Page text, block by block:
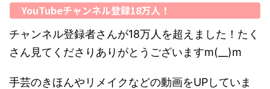
YouTubeチャンネル登録18万人！
チャンネル登録者さんが18万人を超えました！たく
さん見てくださりありがとうございますm(__)m
手芸のきほんやリメイクなどの動画をUPしていま